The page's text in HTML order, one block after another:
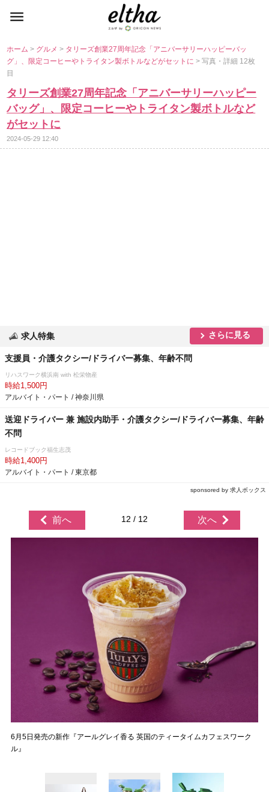
ホーム> グルメ> タリーズ創業27周年記念「アニバーサリーハッピーバッ
グ」、限定コーヒーやトライタン製ボトルなどがセットに> 写真・詳細 12枚
目
タリーズ創業27周年記念「アニバーサリーハッピー
バッグ」、限定コーヒーやトライタン製ボトルなど
がセットに
2024-05-29 12:40
求人特集 さらに見る
支援員・介護タクシー/ドライバー募集、年齢不問
リハスワーク横浜南 with 松栄物産
時給1,500円
アルバイト・パート / 神奈川県
送迎ドライバー 兼 施設内助手・介護タクシー/ドライバー募集、年齢
不問
レコードブック福生志茂
時給1,400円
アルバイト・パート / 東京都
sponsored by 求人ボックス
前へ 12 / 12 次へ
6月5日発売の新作『アールグレイ香る 英国のティータイムカフェスワーク
ル』